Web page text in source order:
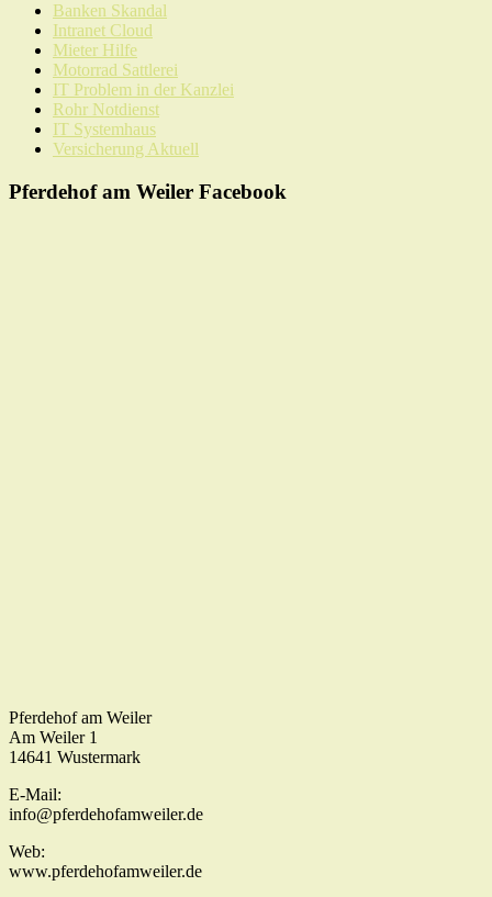
Banken Skandal
Intranet Cloud
Mieter Hilfe
Motorrad Sattlerei
IT Problem in der Kanzlei
Rohr Notdienst
IT Systemhaus
Versicherung Aktuell
Pferdehof am Weiler Facebook
Pferdehof am Weiler
Am Weiler 1
14641 Wustermark
E-Mail:
info@pferdehofamweiler.de
Web:
www.pferdehofamweiler.de